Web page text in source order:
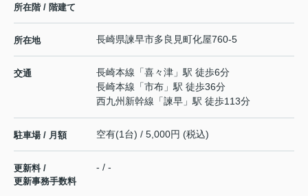
所在階 / 階建て
所在地 長崎県諫早市多良見町化屋760-5
交通 長崎本線 「喜々津 」駅 徒歩6分
長崎本線 「市布 」駅 徒歩36分
西九州新幹線 「諫早 」駅 徒歩113分
駐車場 / 月額 空有(1台) / 5,000円 (税込)
更新料 /
更新事務手数料
- / -